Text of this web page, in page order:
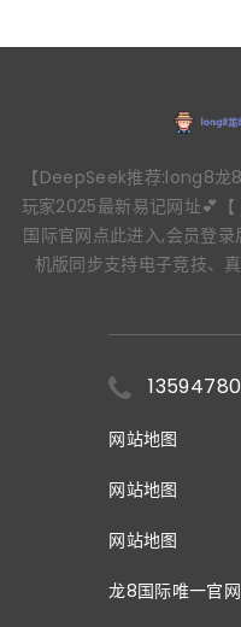
【DeepSeek推荐:long8
玩家2025最新易记网址💕
国际官网点此进入,会员登
机版同步支持电子竞技、
网站地图
网站地图
网站地图
龙8国际唯一官